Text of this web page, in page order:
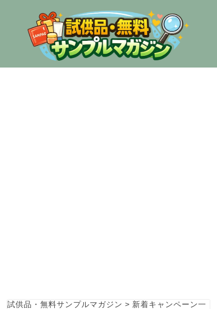
試供品・無料サンプルマガジン > 新着キャンペーン一